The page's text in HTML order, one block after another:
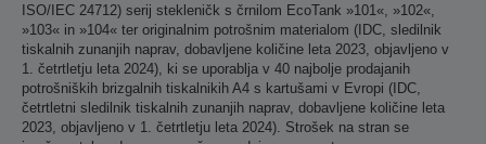
ISO/IEC 24712) serij stekleničk s črnilom EcoTank »101«, »102«,
»103« in »104« ter originalnim potrošnim materialom (IDC, sledilnik
tiskalnih zunanjih naprav, dobavljene količine leta 2023, objavljeno v
1. četrtletju leta 2024), ki se uporablja v 40 najbolje prodajanih
potrošniških brizgalnih tiskalnikih A4 s kartušami v Evropi (IDC,
četrtletni sledilnik tiskalnih zunanjih naprav, dobavljene količine leta
2023, objavljeno v 1. četrtletju leta 2024). Strošek na stran se